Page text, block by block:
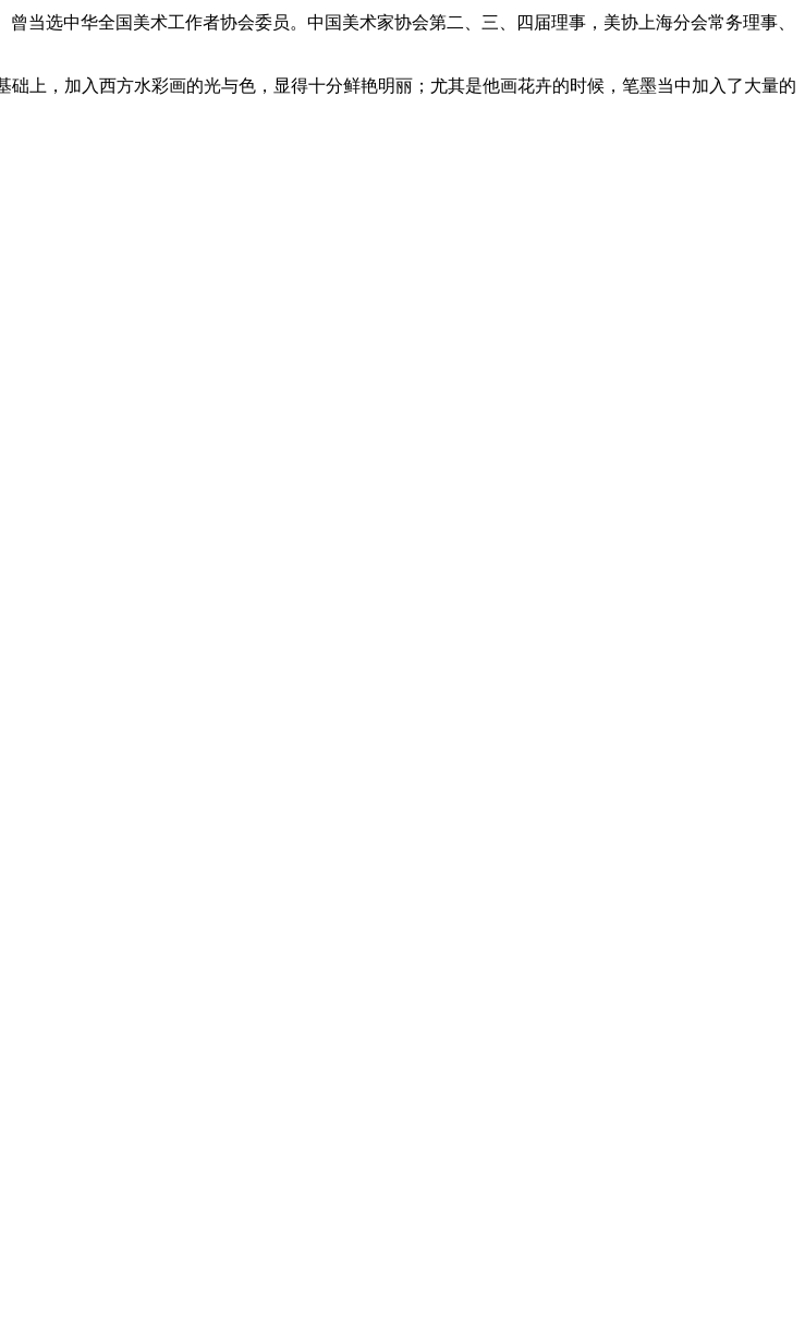
当选中华全国美术工作者协会委员。中国美术家协会第二、三、四届理事，美协上海分会常务理事、
上，加入西方水彩画的光与色，显得十分鲜艳明丽；尤其是他画花卉的时候，笔墨当中加入了大量的